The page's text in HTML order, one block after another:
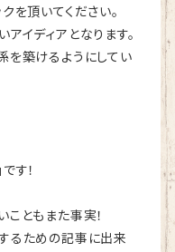
を頂いてください。
イディアとなります。
を築けるようにしてい
す！
ともまた事実！
るための記事に出来